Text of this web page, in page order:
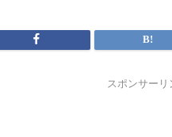
スポンサーリ